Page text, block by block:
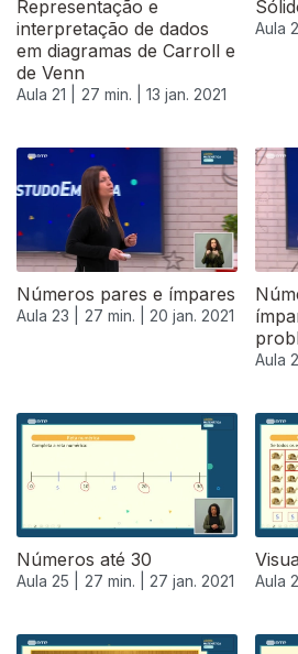
Representação e
interpretação de dados
em diagramas de Carroll e
de Venn
Aula 21 | 27 min. | 13 jan. 2021
Aula
Números pares e ímpares
Aula 23 | 27 min. | 20 jan. 2021
Aula
519346
Números até 30
Aula 25 | 27 min. | 27 jan. 2021 Aula